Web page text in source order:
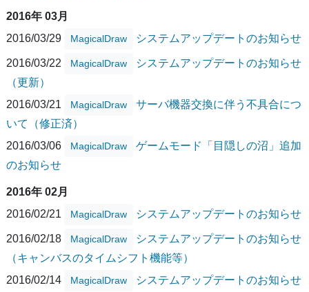
2016年 03月
2016/03/29
MagicalDraw システムアップデートのお知らせ
2016/03/22 MagicalDraw
システムアップデートのお知らせ
（更新）
2016/03/21
MagicalDraw
サーバ機器交換に伴う不具合につ
いて（修正済）
2016/03/06
MagicalDraw
ゲームモード「目隠しの沼」追加
のお知らせ
2016年 02月
2016/02/21
MagicalDraw システムアップデートのお知らせ
2016/02/18 MagicalDraw
システムアップデートのお知らせ
（キャンバスのタイムシフト機能等）
2016/02/14
MagicalDraw システムアップデートのお知らせ